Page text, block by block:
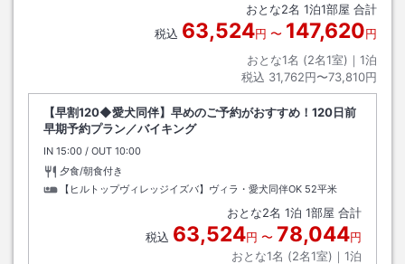
おとな2名 1泊1部屋 合計
税込 63,524円 〜 147,620円
おとな1名 (2名1室)｜ 1泊
税込 31,762円〜73,810円
【早割120◆愛犬同伴】早めのご予約がおすすめ！120日前
早期予約プラン／バイキング
IN チェックイン
15:00 / OUT チェックアウト
10:00
夕食/朝食付き
【ヒルトップヴィレッジイズバ】ヴィラ・愛犬同伴OK 52平米
おとな2名 1泊 1部屋 合計
税込 63,524円 〜 78,044円
おとな1名 (2名1室)｜ 1泊